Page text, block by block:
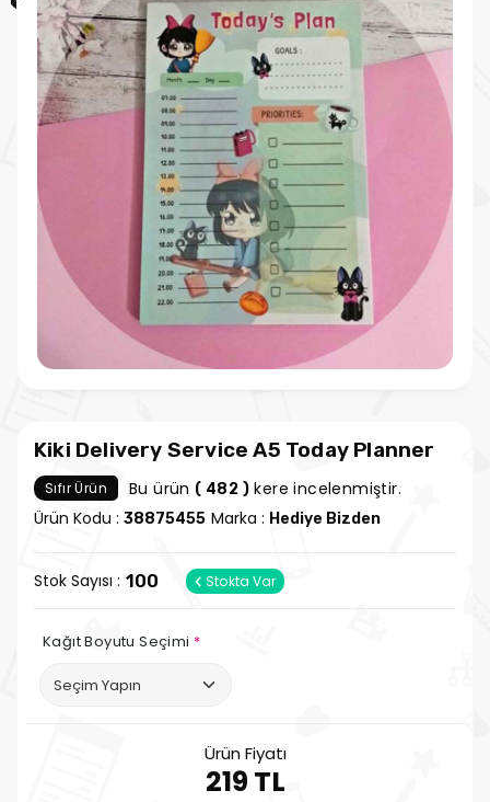
Kiki Delivery Service A5 Today Planner
Sıfır Ürün Bu ürün ( 482 ) kere incelenmiştir.
Ürün Kodu : 38875455 Marka : Hediye Bizden
Stok Sayısı : 100 Stokta Var
Kağıt Boyutu Seçimi *
Ürün Fiyatı
219 TL